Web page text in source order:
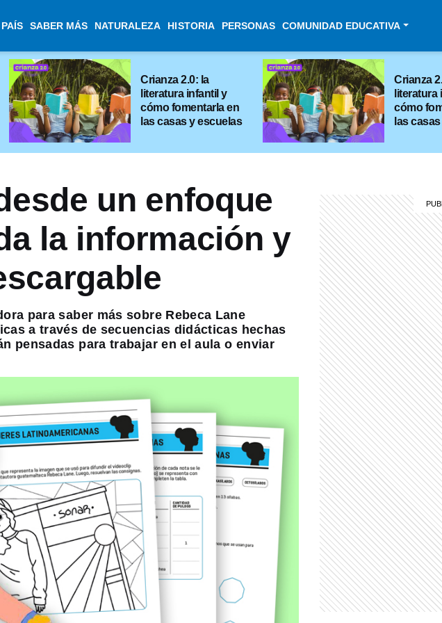
SABER MÁS NATURALEZA HISTORIA PERSONAS COMUNIDAD EDUCATIVA
Crianza 2.0: la
literatura infantil y
cómo fomentarla en
las casas y escuelas
Crianza
literatura
cómo
las
un enfoque
la información y
para saber más sobre Rebeca Lane
a través de secuencias didácticas hechas
pensadas para trabajar en el aula o enviar